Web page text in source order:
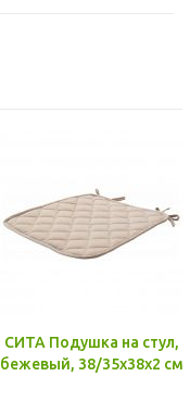
СИТА Подушка на стул,
бежевый, 38/35x38x2 см